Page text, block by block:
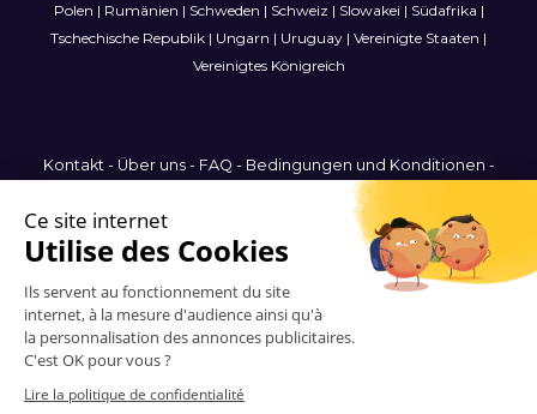
Polen | Rumänien | Schweden | Schweiz | Slowakei | Südafrika |
Tschechische Republik | Ungarn | Uruguay | Vereinigte Staaten |
Vereinigtes Königreich
Kontakt- Über uns- FAQ - Bedingungen und Konditionen -
Sitemap